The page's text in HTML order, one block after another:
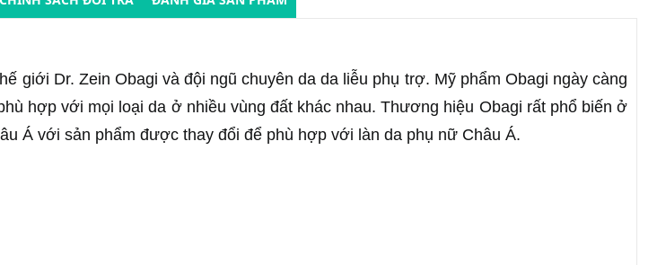
giới Dr. Zein Obagi và đội ngũ chuyên da da liễu phụ trợ. Mỹ phẩm Obagi ngày càng
hợp với mọi loại da ở nhiều vùng đất khác nhau. Thương hiệu Obagi rất phổ biến ở
Á với sản phẩm được thay đổi để phù hợp với làn da phụ nữ Châu Á.